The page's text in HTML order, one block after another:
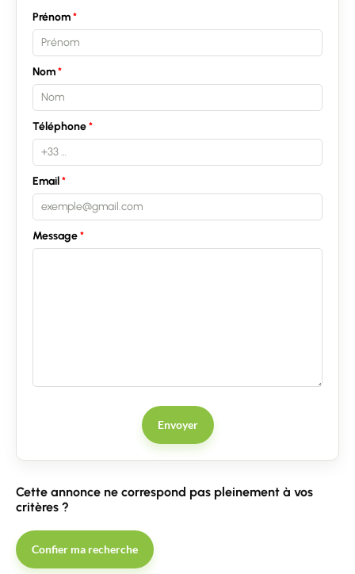
Prénom
Nom
Téléphone
Email
Message
Envoyer
Cette annonce ne correspond pas pleinement à vos
critères ?
Confier ma recherche